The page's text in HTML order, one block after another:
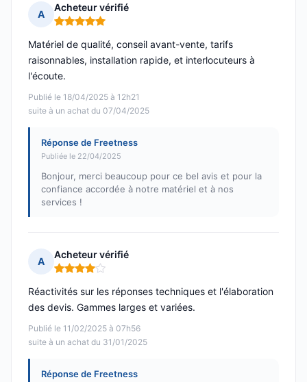
A
Acheteur vérifié
Note : 5 sur 5
Publié le 18/04/2025 à 12h21
suite à un achat du 07/04/2025
Matériel de qualité, conseil avant-vente, tarifs
raisonnables, installation rapide, et interlocuteurs à
l'écoute.
Réponse de Freetness
Publiée le 22/04/2025
Bonjour, merci beaucoup pour ce bel avis et pour la
confiance accordée à notre matériel et à nos
services !
A
Acheteur vérifié
Note : 4 sur 5
Publié le 11/02/2025 à 07h56
suite à un achat du 31/01/2025
Réactivités sur les réponses techniques et l'élaboration
des devis. Gammes larges et variées.
Réponse de Freetness